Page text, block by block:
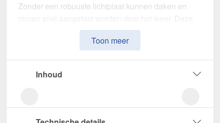
Zonder een robuuste lichtplaat kunnen daken en
lichtplaten zijn speciaal ontwikkeld om een
robuuste en duurzame oplossing voor
weerstand en een weerbestendig oppervlak.
Toon meer
Inhoud